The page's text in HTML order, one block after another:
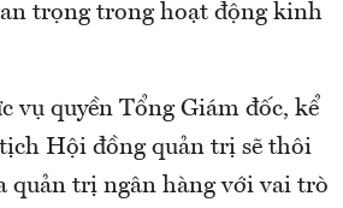
trọng trong hoạt động kinh
vụ quyền Tổng Giám đốc, kể
Hội đồng quản trị sẽ thôi
quản trị ngân hàng với vai trò